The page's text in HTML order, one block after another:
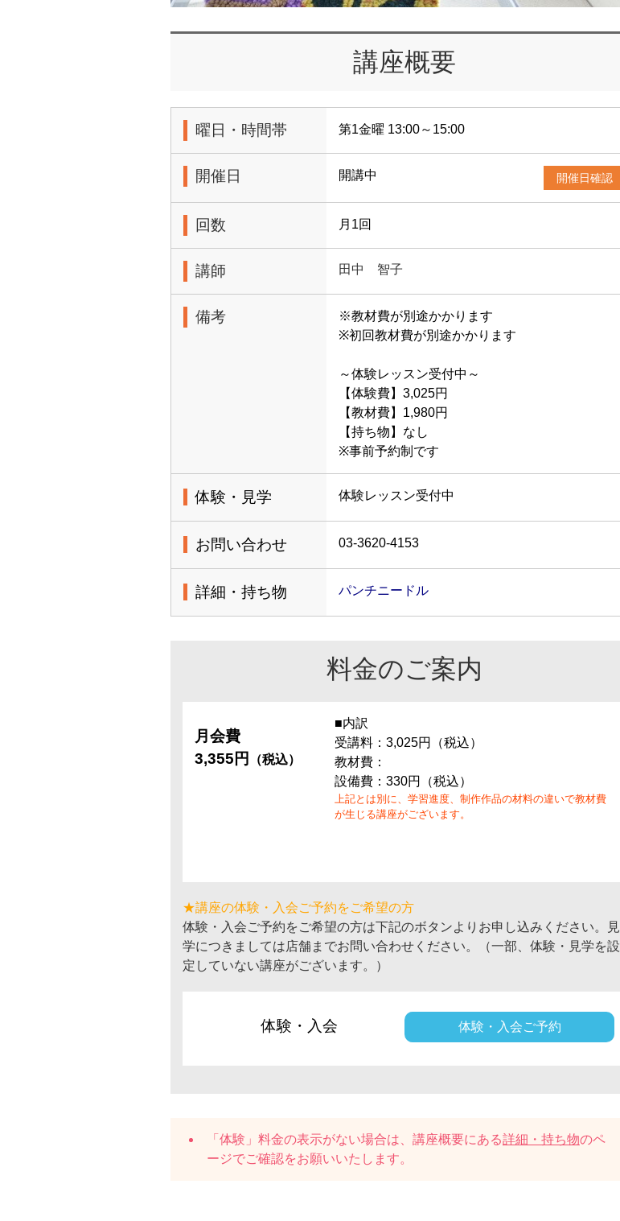
講座概要
曜日・時間帯 第1金曜 13:00～15:00
開催日 開講中 開催日確認
回数 月1回
講師 田中 智子
備考
※教材費が別途かかります
※初回教材費が別途かかります
～体験レッスン受付中～
【体験費】3,025円
【教材費】1,980円
【持ち物】なし
※事前予約制です
体験・見学 体験レッスン受付中
お問い合わせ 03-3620-4153
詳細・持ち物 パンチニードル
料金のご案内
月会費
3,355円
（税込）
■内訳
受講料：3,025円（税込）
教材費：
設備費：330円（税込）
上記とは別に、学習進度、制作作品の材料の違いで教材費
が生じる講座がございます。
★講座の体験・入会ご予約をご希望の方
体験・入会ご予約をご希望の方は下記のボタンよりお申し込みください。見
学につきましては店舗までお問い合わせください。（一部、体験・見学を設
定していない講座がございます。）
体験・入会 体験・入会ご予約
「体験」料金の表示がない場合は、講座概要にある詳細・持ち物のペ
ージでご確認をお願いいたします。